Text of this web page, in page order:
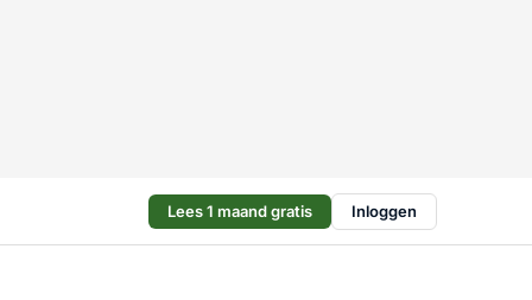
Lees 1 maand gratis Inloggen